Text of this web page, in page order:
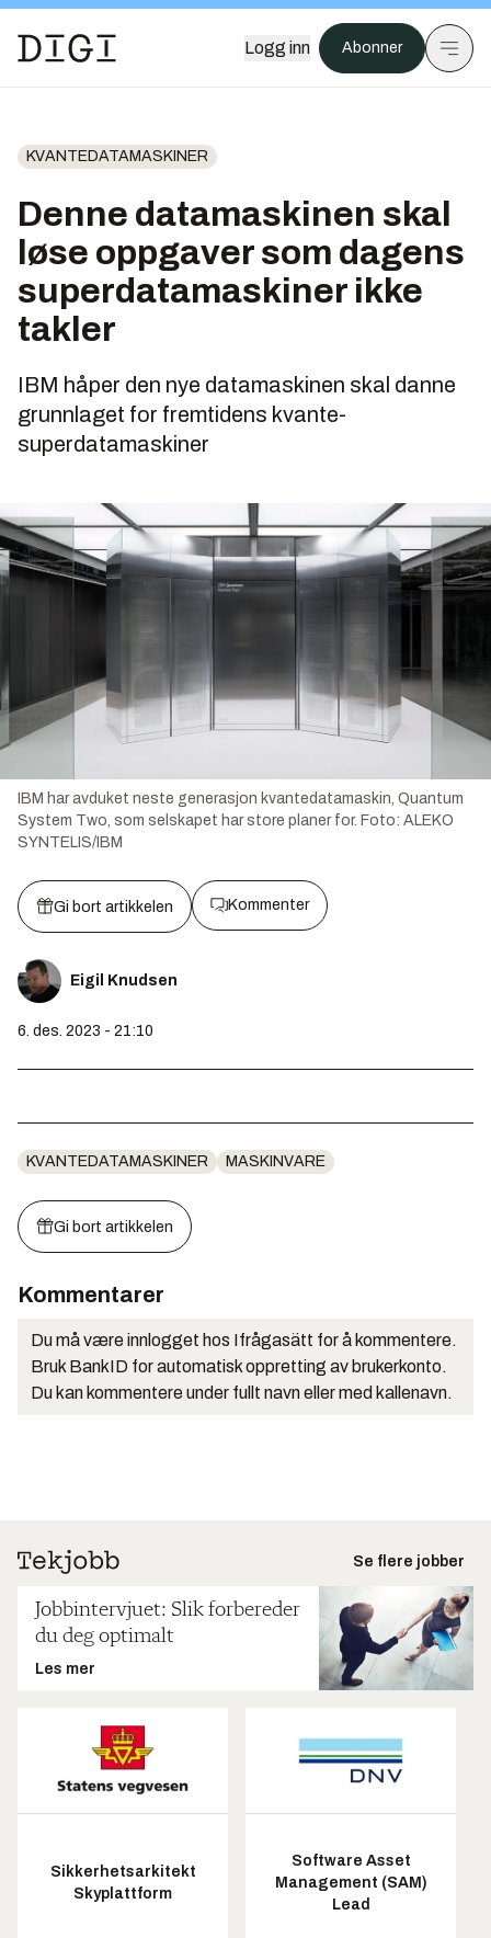
Logg inn Abonner
KVANTEDATAMASKINER
Denne datamaskinen skal
løse oppgaver som dagens
superdatamaskiner ikke
takler
IBM håper den nye datamaskinen skal danne
grunnlaget for fremtidens kvante-
superdatamaskiner
IBM har avduket neste generasjon kvantedatamaskin, Quantum
System Two, som selskapet har store planer for. Foto: ALEKO
SYNTELIS/IBM
Gi bort artikkelen Kommenter
Eigil Knudsen
6. des. 2023 - 21:10
KVANTEDATAMASKINER MASKINVARE
Gi bort artikkelen
Kommentarer
Du må være innlogget hos Ifrågasätt for å kommentere.
Bruk BankID for automatisk oppretting av brukerkonto.
Du kan kommentere under fullt navn eller med kallenavn.
Se flere jobber
Jobbintervjuet: Slik forbereder
du deg optimalt
Les mer
Sikkerhetsarkitekt
Skyplattform
Software Asset
Management (SAM)
Lead